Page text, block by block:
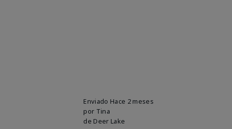
Enviado Hace 2 meses
por Tina
de Deer Lake